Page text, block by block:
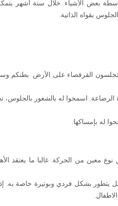
بعض الأشياء. خلال ستة أشهر
بقواه الذاتية.
القرفصاء على الأرض. بطنكم
اسمحوا له بالشعور
له بإمساكها.
على تحقيق نوع معين من الحركة. غالبا ما
يتطور بشكل فردي وبوتيرة خاصة به.